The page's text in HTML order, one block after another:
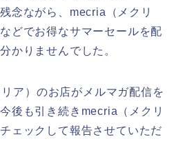
念ながら、mecria（メクリ
どでお得なサマーセールを配
かりませんでした。
ア）のお店がメルマガ配信を
後も引き続きmecria（メクリ
ェックして報告させていただ